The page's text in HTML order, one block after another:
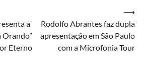
a
Orando”
Eterno
Rodolfo Abrantes faz dupla
apresentação em São Paulo
com a Microfonia Tour
⟶